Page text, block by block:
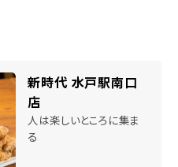
新時代 水戸駅南口
店
人は楽しいところに集ま
る